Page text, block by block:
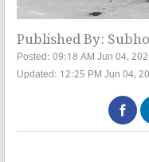
Published By:
Posted: 09:18 AM Jun 04,
Updated: 12:25 PM Jun 04,